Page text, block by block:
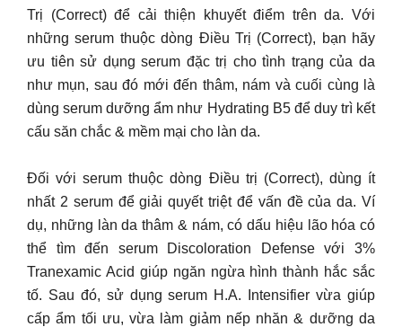
Trị (Correct) để cải thiện khuyết điểm trên da. Với
những serum thuộc dòng Điều Trị (Correct), bạn hãy
ưu tiên sử dụng serum đặc trị cho tình trạng của da
như mụn, sau đó mới đến thâm, nám và cuối cùng là
dùng serum dưỡng ẩm như Hydrating B5 để duy trì kết
cấu săn chắc & mềm mại cho làn da.
Đối với serum thuộc dòng Điều trị (Correct), dùng ít
nhất 2 serum để giải quyết triệt để vấn đề của da. Ví
dụ, những làn da thâm & nám, có dấu hiệu lão hóa có
thể tìm đến serum Discoloration Defense với 3%
Tranexamic Acid giúp ngăn ngừa hình thành hắc sắc
tố. Sau đó, sử dụng serum H.A. Intensifier vừa giúp
cấp ẩm tối ưu, vừa làm giảm nếp nhăn & dưỡng da